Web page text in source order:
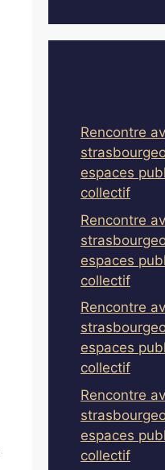
Rencontre
espaces
collectif
Rencontre
espaces
collectif
Rencontre
espaces
collectif
Rencontre
espaces
collectif